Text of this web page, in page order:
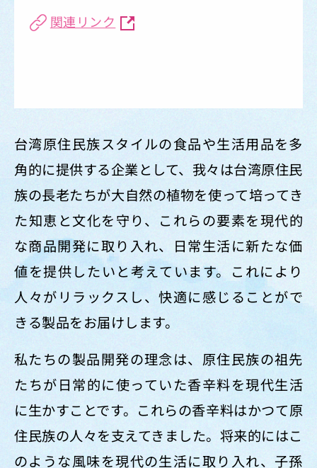
関連リンク
台湾原住民族スタイルの食品や生活用品を多
角的に提供する企業として、我々は台湾原住民
族の長老たちが大自然の植物を使って培ってき
た知恵と文化を守り、これらの要素を現代的
な商品開発に取り入れ、日常生活に新たな価
値を提供したいと考えています。これにより
人々がリラックスし、快適に感じることがで
きる製品をお届けします。
私たちの製品開発の理念は、原住民族の祖先
たちが日常的に使っていた香辛料を現代生活
に生かすことです。これらの香辛料はかつて原
住民族の人々を支えてきました。将来的にはこ
のような風味を現代の生活に取り入れ、子孫